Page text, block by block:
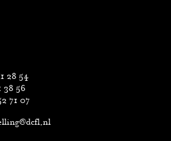
28 54
38 56
71 07